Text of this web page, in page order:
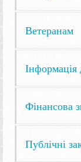
Ветеранам
Фінансова
Публічні